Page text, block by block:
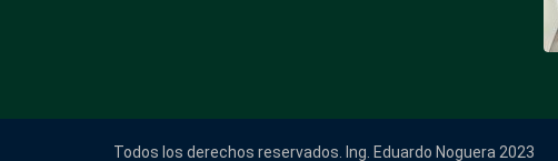
Todos los derechos reservados. Ing. Eduardo Noguera 2023